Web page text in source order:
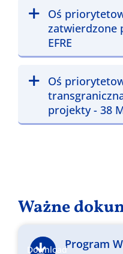
Oś
zatwierdzone
EFRE
Oś
projekty - 38
Ważne
DownloadProgram